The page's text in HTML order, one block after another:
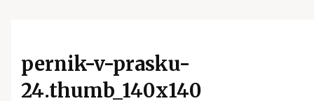
pernik-v-prasku-
24.thumb_140x140